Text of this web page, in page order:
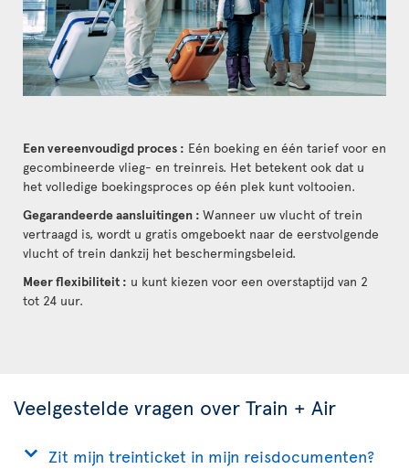
Een vereenvoudigd proces : Eén boeking en één tarief voor en
gecombineerde vlieg- en treinreis. Het betekent ook dat u
het volledige boekingsproces op één plek kunt voltooien.
Gegarandeerde aansluitingen : Wanneer uw vlucht of trein
vertraagd is, wordt u gratis omgeboekt naar de eerstvolgende
vlucht of trein dankzij het beschermingsbeleid.
Meer flexibiliteit : u kunt kiezen voor een overstaptijd van 2
tot 24 uur.
Veelgestelde vragen over Train + Air
Zit mijn treinticket in mijn reisdocumenten?